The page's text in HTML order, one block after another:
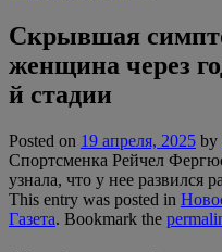
Скрывшая
женщина через
й стадии
Posted on 19 апреля, 2025 by
Спортсменка Рейчел
узнала, что у нее развился
This entry was posted in
Газета. Bookmark the